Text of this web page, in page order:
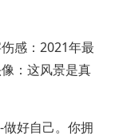
感：2021年最
：这风景是真
好自己。你拥